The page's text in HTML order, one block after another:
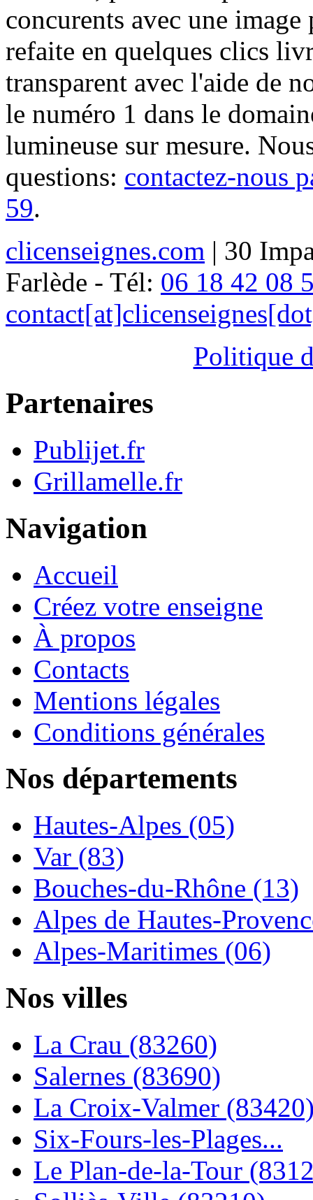
concurents avec une
refaite en quelques clics
transparent avec l'aide de
le numéro 1 dans le
lumineuse sur mesure.
questions: contactez-nous
59.
clicenseignes.com | 30
Farlède - Tél: 06 18 42 08
Politique
Partenaires
Publijet.fr
Grillamelle.fr
Navigation
Accueil
Créez votre enseigne
À propos
Contacts
Mentions légales
Conditions générales
Nos départements
Hautes-Alpes (05)
Var (83)
Bouches-du-Rhône (13)
Alpes de Hautes-
Alpes-Maritimes (06)
Nos villes
La Crau (83260)
Salernes (83690)
La Croix-Valmer
Six-Fours-les-Plages...
Le Plan-de-la-Tour